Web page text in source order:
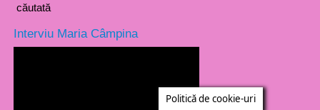
Interviu Maria Câmpina
Politică de cookie-uri